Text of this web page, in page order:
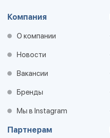
Компания
О компании
Новости
Вакансии
Бренды
Мы в Instagram
Партнерам